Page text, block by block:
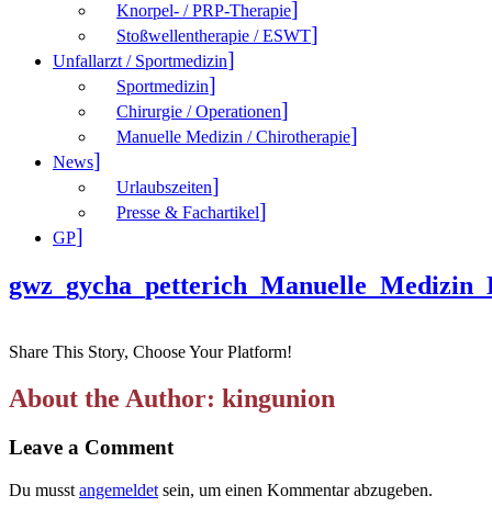
Knorpel- / PRP-Therapie
Stoßwellentherapie / ESWT
Unfallarzt / Sportmedizin
Sportmedizin
Chirurgie / Operationen
Manuelle Medizin / Chirotherapie
News
Urlaubszeiten
Presse & Fachartikel
GP
Share This Story, Choose Your Platform!
About the Author: kingunion
Leave a Comment
Du musst angemeldet sein, um einen Kommentar abzugeben.